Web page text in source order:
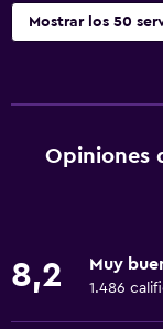
Mostrar los 50
Wifi gratis
Wifi disponible en
Extinguidor
Calefacción
Opiniones
8,2 Muy
1.486